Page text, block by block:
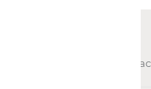
Luigi